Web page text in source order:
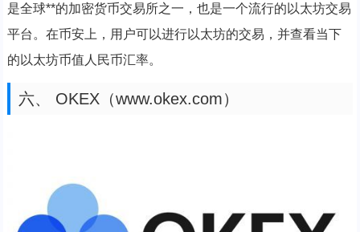
是全球**的加密货币交易所之一，也是一个流行的以太坊交易
平台。在币安上，用户可以进行以太坊的交易，并查看当下
的以太坊币值人民币汇率。
六、 OKEX（www.okex.com）